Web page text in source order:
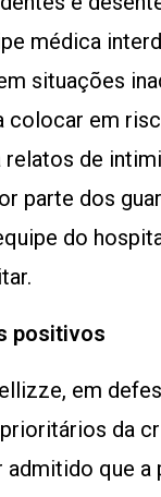
médica
situações
colocar em
relatos de
parte dos
do
posi​​tivos
em
da
admitido que a